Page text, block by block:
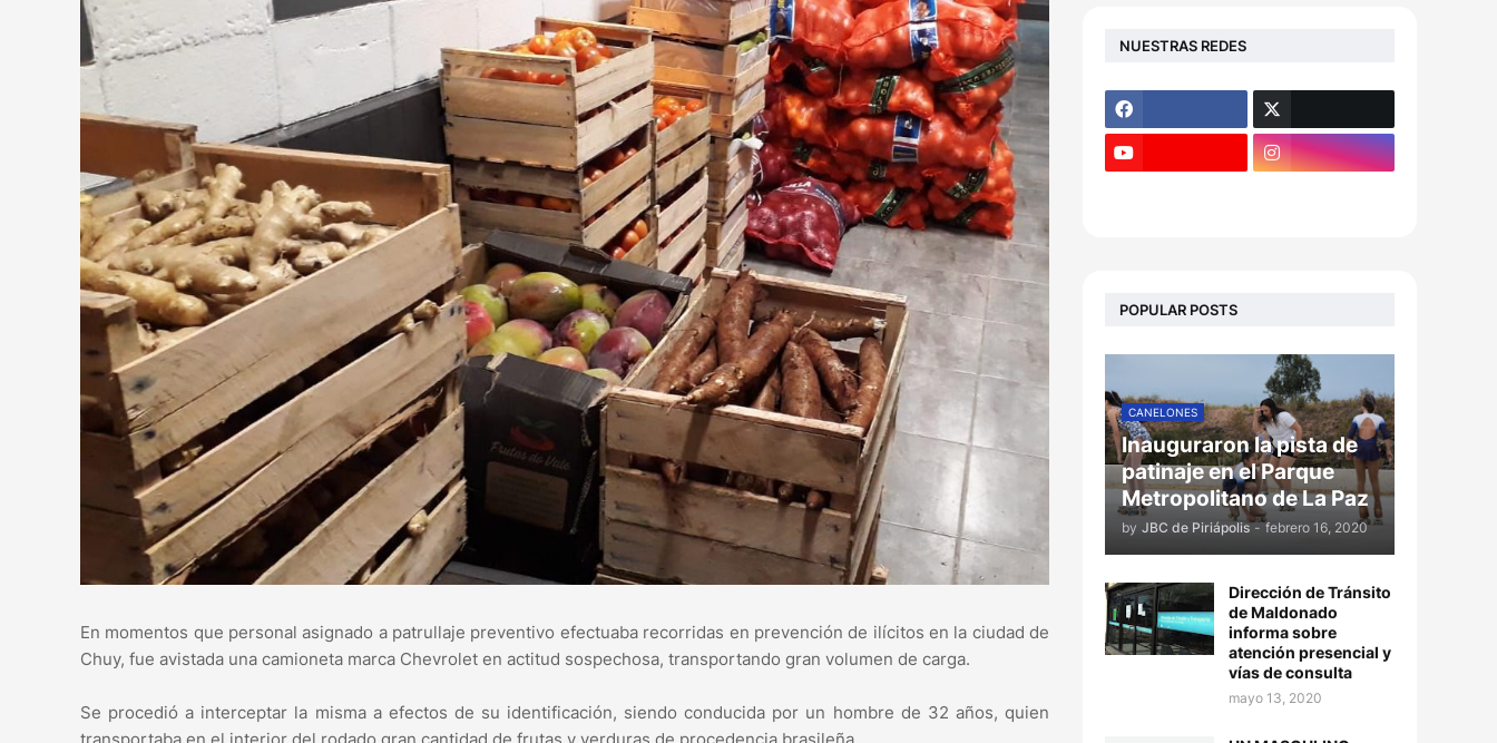
En momentos que personal asignado a patrullaje preventivo efectuaba recorridas en prevención de ilícitos en la ciudad de
Chuy, fue avistada una camioneta marca Chevrolet en actitud sospechosa, transportando gran volumen de carga.
Se procedió a interceptar la misma a efectos de su identificación, siendo conducida por un hombre de 32 años, quien
transportaba en el interior del rodado gran cantidad de frutas y verduras de procedencia brasileña.
NUESTRAS REDES
POPULAR POSTS
CANELONES
Inauguraron la pista de
patinaje en el Parque
Metropolitano de La Paz
by JBC de Piriápolis - febrero 16, 2020
Dirección de Tránsito
de Maldonado
informa sobre
atención presencial y
vías de consulta
mayo 13, 2020